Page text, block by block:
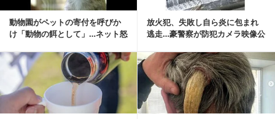
動物園がペットの寄付を呼びか
け「動物の餌として」…ネット怒
放火犯、失敗し自ら炎に包まれ
逃走…豪警察が防犯カメラ映像公
記事を読む